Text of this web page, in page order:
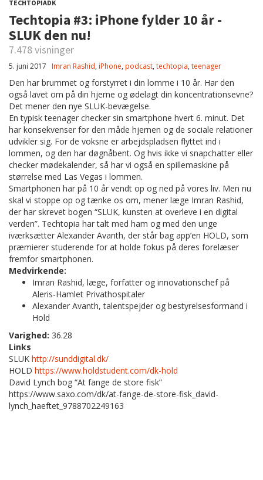
TECHTOPIADK
Techtopia #3: iPhone fylder 10 år -
SLUK den nu!
7.478 visninger
5. juni 2017 Imran Rashid, iPhone, podcast, techtopia, teenager
Den har brummet og forstyrret i din lomme i 10 år. Har den
også lavet om på din hjerne og ødelagt din koncentrationsevne?
Det mener den nye SLUK-bevægelse.
En typisk teenager checker sin smartphone hvert 6. minut. Det
har konsekvenser for den måde hjernen og de sociale relationer
udvikler sig. For de voksne er arbejdspladsen flyttet ind i
lommen, og den har døgnåbent. Og hvis ikke vi snapchatter eller
checker mødekalender, så har vi også en spillemaskine på
størrelse med Las Vegas i lommen.
Smartphonen har på 10 år vendt op og ned på vores liv. Men nu
skal vi stoppe op og tænke os om, mener læge Imran Rashid,
der har skrevet bogen “SLUK, kunsten at overleve i en digital
verden”. Techtopia har talt med ham og med den unge
iværksætter Alexander Avanth, der står bag app’en HOLD, som
præmierer studerende for at holde fokus på deres forelæser
fremfor smartphonen.
Medvirkende:
Imran Rashid, læge, forfatter og innovationschef på
Aleris-Hamlet Privathospitaler
Alexander Avanth, talentspejder og bestyrelsesformand i
Hold
Varighed: 36.28
Links
SLUK http://sunddigital.dk/
HOLD https://www.holdstudent.com/dk-hold
David Lynch bog “At fange de store fisk”
https://www.saxo.com/dk/at-fange-de-store-fisk_david-
lynch_haeftet_9788702249163